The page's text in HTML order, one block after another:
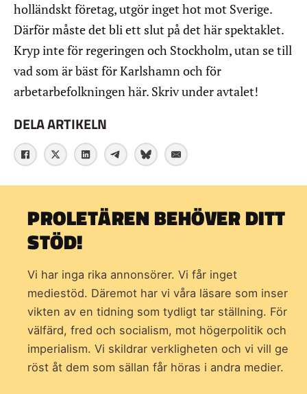
holländskt företag, utgör inget hot mot Sverige.
Därför måste det bli ett slut på det här spektaklet.
Kryp inte för regeringen och Stockholm, utan se till
vad som är bäst för Karlshamn och för
arbetarbefolkningen här. Skriv under avtalet!
DELA ARTIKELN
PROLETÄREN BEHÖVER DITT
STÖD!
Vi har inga rika annonsörer. Vi får inget
mediestöd. Däremot har vi våra läsare som inser
vikten av en tidning som tydligt tar ställning. För
välfärd, fred och socialism, mot högerpolitik och
imperialism. Vi skildrar verkligheten och vi vill ge
röst åt dem som sällan får höras i andra medier.